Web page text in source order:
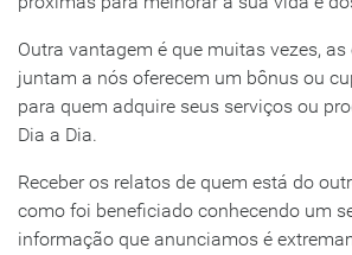
Outra vantagem é que muitas vezes,
juntam a nós oferecem um bônus ou
para quem adquire seus serviços ou
Dia a Dia.
Receber os relatos de quem está do
como foi beneficiado conhecendo um
informação que anunciamos é